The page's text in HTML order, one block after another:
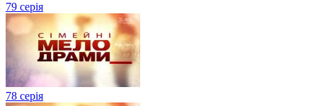
79 серія
78 серія